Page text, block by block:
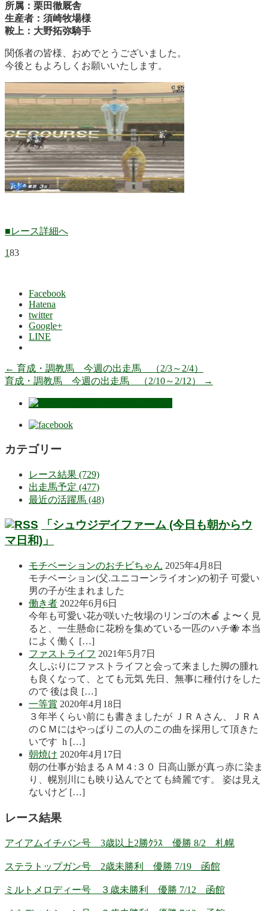
所属：栗田徹厩舎
生産者：須崎牧場様
鞍上：大野拓弥騎手
関係者の皆様、おめでとうございました。
今後ともよろしくお願いいたします。
■レース詳細へ
183
Facebook
Hatena
twitter
Google+
LINE
← 育成・調教馬 今週の出走馬 （2/3～2/4）
育成・調教馬 今週の出走馬 （2/10～2/12）
→
カテゴリー
レース結果 (729)
出走馬予定 (477)
最近の活躍馬 (48)
「シュウジデイファーム (今日も朝からウ
マ日和)」
モチベーションのおチビちゃん 2025年4月8日
モチベーション(父.ユニコーンライオン)の初子 可愛い
男の子が生まれました
働き者 2022年6月6日
今年も可愛い花が咲いた牧場のリンゴの木🍎 よ〜く見
ると、一生懸命に花粉を集めている一匹のハチ🐝 本当
によく働く […]
ファストライフ 2021年5月7日
久しぶりにファストライフと会って来ました脚の腫れ
も良くなって、とても元気 先日、無事に種付けをした
ので 後は良 […]
一等賞 2020年4月18日
３年半くらい前にも書きましたが ＪＲＡさん、ＪＲＡ
のＣＭにはやっぱりこの人のこの曲を採用して頂きた
いです h […]
朝焼け 2020年4月17日
朝の仕事が始まるＡＭ４:３０ 日高山脈が真っ赤に染ま
り、幌別川にも映り込んでとても綺麗です。 姿は見え
ないけど […]
レース結果
アイアムイチバン号 3歳以上2勝ｸﾗｽ 優勝 8/2 札幌
ステラトップガン号 2歳未勝利 優勝 7/19 函館
ミルトメロディー号 ３歳未勝利 優勝 7/12 函館